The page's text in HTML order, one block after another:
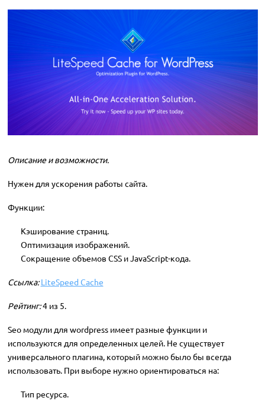
Описание и возможности.
Нужен для ускорения работы сайта.
Функции:
Кэширование страниц.
Оптимизация изображений.
Сокращение объемов CSS и JavaScript-кода.
Ссылка: LiteSpeed Cache
Рейтинг:4 из 5.
Seo модули для wordpress имеет разные функции и
используются для определенных целей. Не существует
универсального плагина, который можно было бы всегда
использовать. При выборе нужно ориентироваться на:
Тип ресурса.